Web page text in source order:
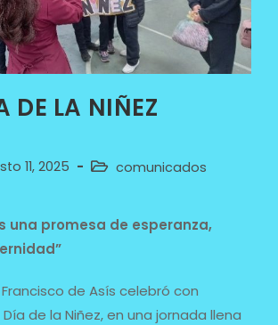
DE LA NIÑEZ
11, 2025 comunicados
una promesa de esperanza,
de Asís celebró con
de la Niñez, en una jornada llena